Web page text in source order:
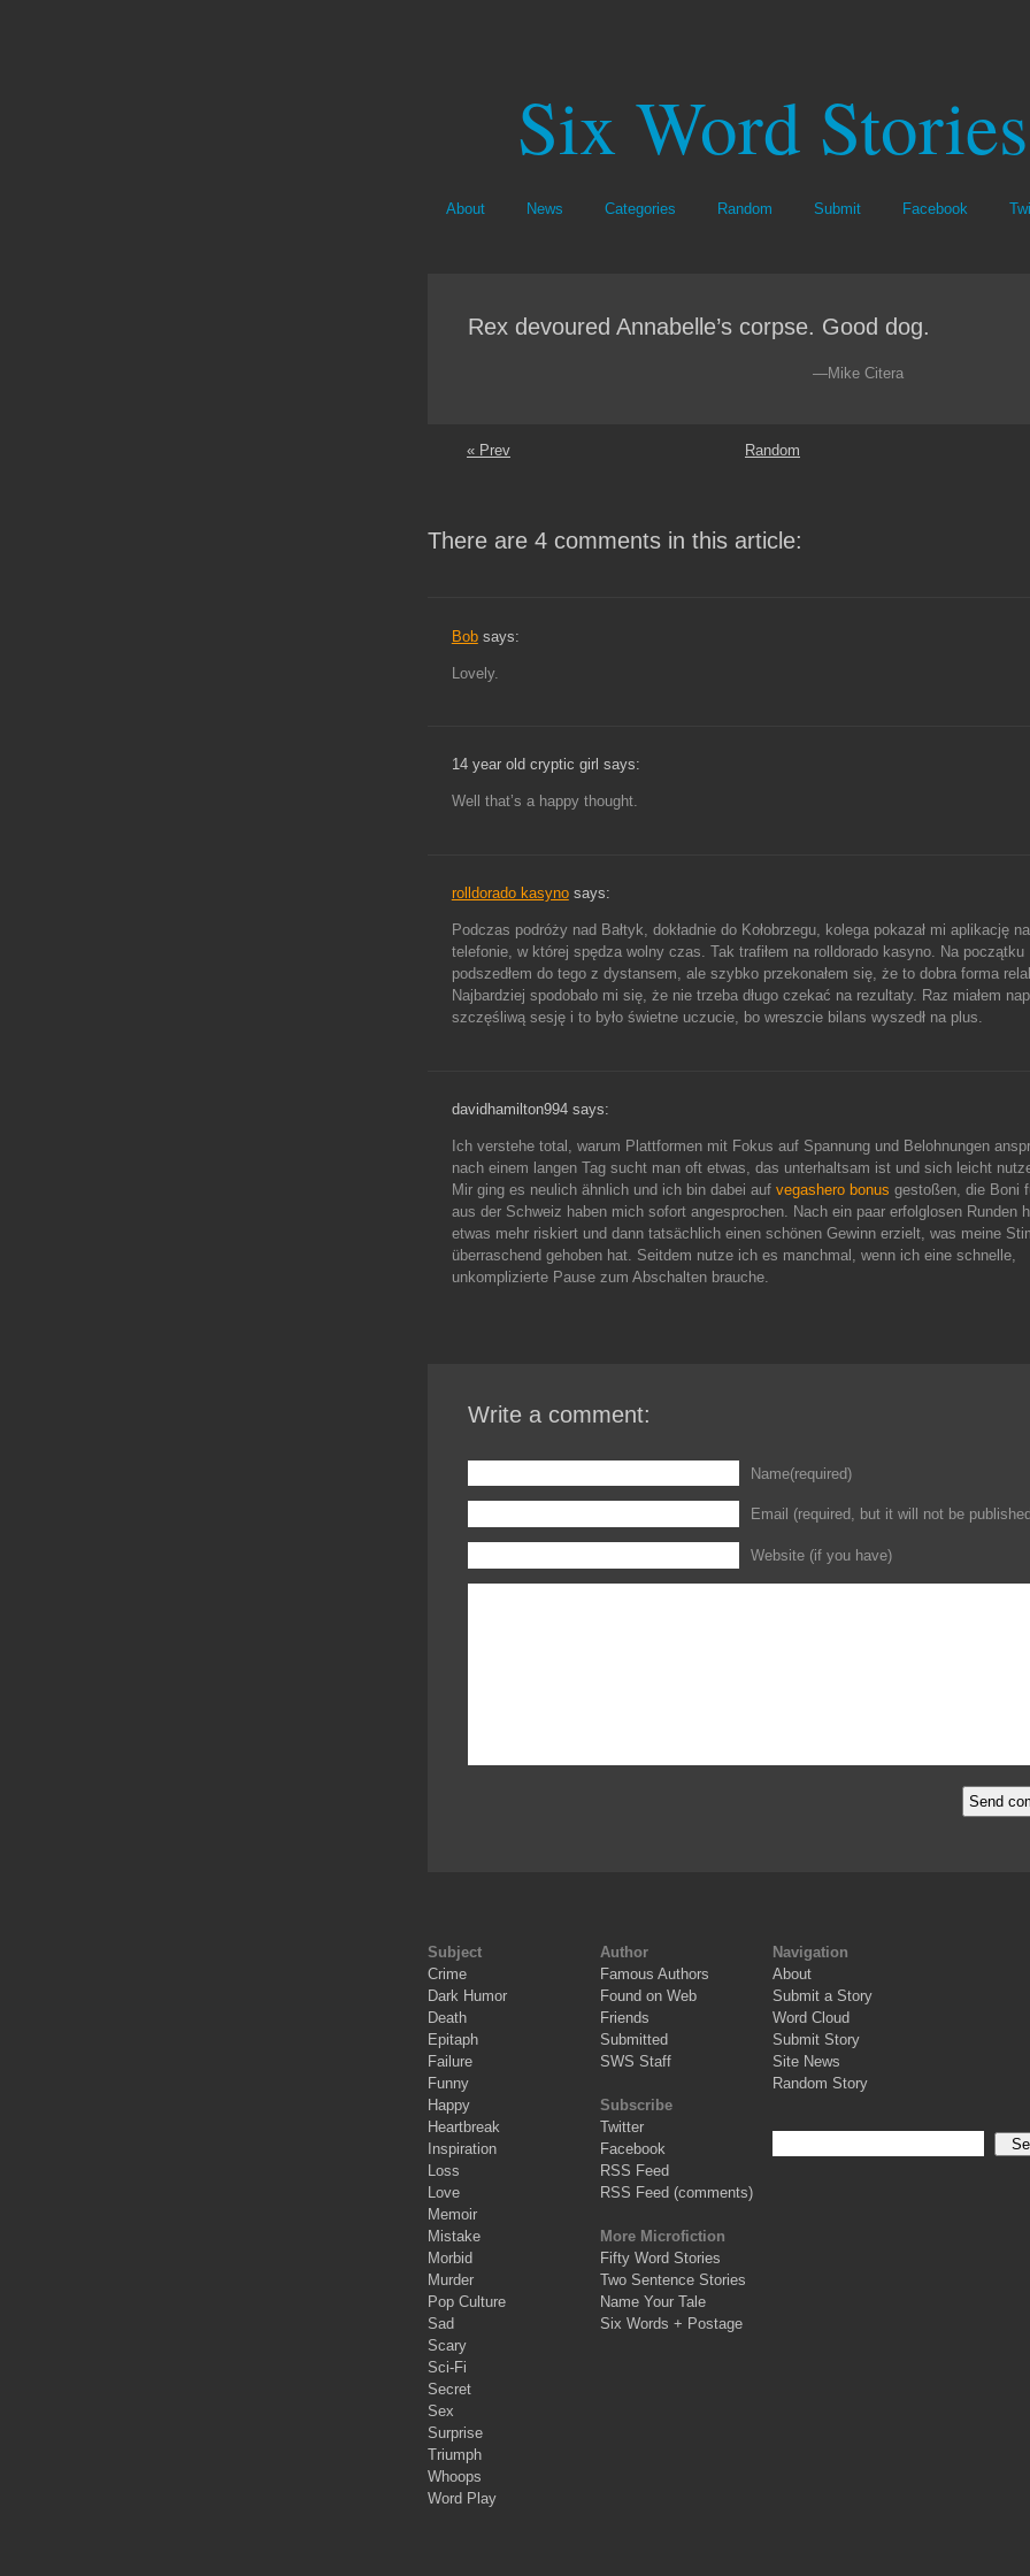
Six Word Stories
About News Categories Random Submit Facebook
Rex devoured Annabelle’s corpse. Good dog.
—Mike Citera
« Prev Random
There are 4 comments in this article:
Bobsays:
Lovely.
14 year old cryptic girl says:
Well that’s a happy thought.
rolldorado kasynosays:
Podczas podróży nad Bałtyk, dokładnie do Kołobrzegu, kolega pokazał mi aplikację na
telefonie, w której spędza wolny czas. Tak trafiłem na rolldorado kasyno. Na początku
podszedłem do tego z dystansem, ale szybko przekonałem się, że to dobra forma
Najbardziej spodobało mi się, że nie trzeba długo czekać na rezultaty. Raz miałem
szczęśliwą sesję i to było świetne uczucie, bo wreszcie bilans wyszedł na plus.
davidhamilton994 says:
Ich verstehe total, warum Plattformen mit Fokus auf Spannung und Belohnungen
nach einem langen Tag sucht man oft etwas, das unterhaltsam ist und sich leicht
Mir ging es neulich ähnlich und ich bin dabei auf vegashero bonus gestoßen, die Boni
aus der Schweiz haben mich sofort angesprochen. Nach ein paar erfolglosen Runden
etwas mehr riskiert und dann tatsächlich einen schönen Gewinn erzielt, was meine
überraschend gehoben hat. Seitdem nutze ich es manchmal, wenn ich eine schnelle,
unkomplizierte Pause zum Abschalten brauche.
Write a comment:
Name(required)
Email (required, but it will not be
Website (if you have)
Subject
Crime
Dark Humor
Death
Epitaph
Failure
Funny
Happy
Heartbreak
Inspiration
Loss
Love
Memoir
Mistake
Morbid
Murder
Pop Culture
Sad
Scary
Sci-Fi
Secret
Sex
Surprise
Triumph
Whoops
Word Play
Author
Famous Authors
Found on Web
Friends
Submitted
SWS Staff
Subscribe
Twitter
Facebook
RSS Feed
RSS Feed (comments)
More Microfiction
Fifty Word Stories
Two Sentence Stories
Name Your Tale
Six Words + Postage
Navigation
About
Submit a Story
Word Cloud
Submit Story
Site News
Random Story